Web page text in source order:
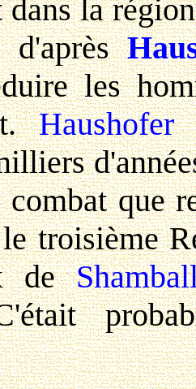
dans la
d'après
les
Haushofer
combat que
troisième
de